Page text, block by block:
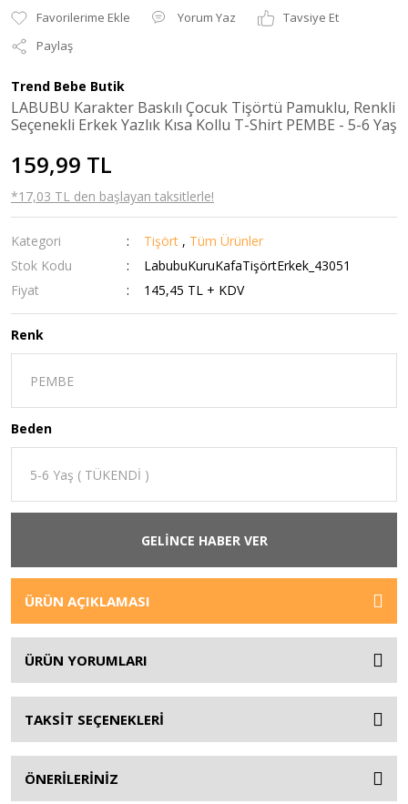
Yorum Yaz
Tavsiye Et
Paylaş
Trend Bebe Butik
LABUBU Karakter Baskılı Çocuk Tişörtü Pamuklu, Renkli
Seçenekli Erkek Yazlık Kısa Kollu T-Shirt PEMBE - 5-6 Yaş
159,99 TL
*17,03 TL den başlayan taksitlerle!
Kategori Tişört , Tüm Ürünler
Stok Kodu
LabubuKuruKafaTişörtErkek_43051
Fiyat
145,45 TL + KDV
Renk
Beden
GELİNCE HABER VER
ÜRÜN AÇIKLAMASI
ÜRÜN YORUMLARI
TAKSİT SEÇENEKLERİ
ÖNERİLERİNİZ